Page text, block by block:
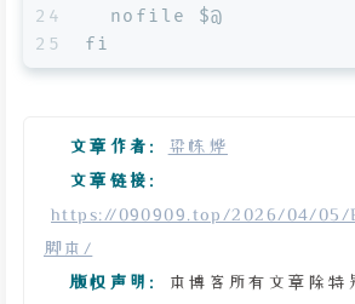
24
25
  nofile $@
fi
文章作者:
梁栋烨
文章链接:
https://090909.top/2026/04/05/
脚本/
版权声明:
本博客所有文章除特